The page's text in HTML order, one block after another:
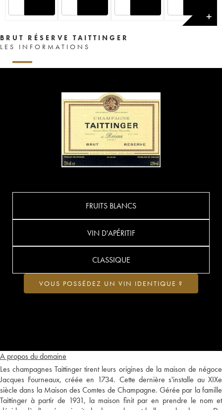
✕
BRUT RÉSERVE TAITTINGER
LES INFORMATIONS
A propos du domaine
Les champagnes Taittinger tirent leurs origines de la maison de négoce
Jacques Fourneaux, créée en 1734. Cette dernière s'installe au XIXe
siècle dans la Maison des Comtes de Champagne. Gérée par la famille
Taittinger à partir de 1931, la maison finit par en prendre le nom et
FRUITS BLANCS
VIN D'APÉRITIF
CLASSIQUE
VOUS POSSÉDEZ UN VIN IDENTIQUE ?